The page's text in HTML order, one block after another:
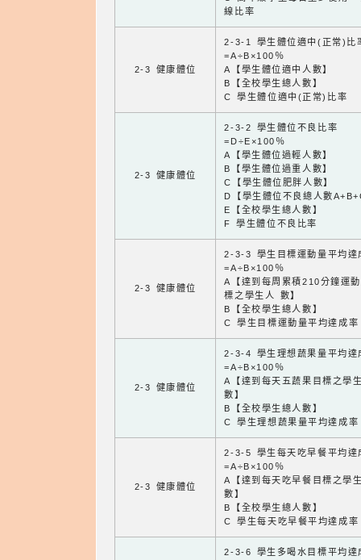
線比率
2-3 健康體位
2-3-1 學生體位適中(正常)比
=A÷B×100％
A【學生體位適中人數】
B【全校學生總人數】
C 學生體位適中(正常)比率
2-3 健康體位
2-3-2 學生體位不良比率
=D÷E×100％
A【學生體位過輕人數】
B【學生體位過重人數】
C【學生體位肥胖人數】
D【學生體位不良總人數
E【全校學生總人數】
F 學生體位不良比率
2-3 健康體位
2-3-3 學生目標運動量平均達
=A÷B×100％
A【達到每周累積210分鐘運
標之學生人 數】
B【全校學生總人數】
C 學生目標運動量平均達成率
2-3 健康體位
2-3-4 學生理想蔬果量平均達
=A÷B×100％
A【達到每天五蔬果目標之學
數】
B【全校學生總人數】
C 學生理想蔬果量平均達成率
2-3 健康體位
2-3-5 學生每天吃早餐平均達
=A÷B×100％
A【達到每天吃早餐目標之學
數】
B【全校學生總人數】
C 學生每天吃早餐平均達成率
2-3-6 學生多喝水目標平均達